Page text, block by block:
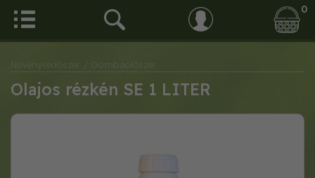
0
Növényvédőszer / Gombaölőszer
Olajos rézkén SE 1 LITER